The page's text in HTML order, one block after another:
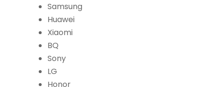
Samsung
Huawei
Xiaomi
BQ
Sony
LG
Honor